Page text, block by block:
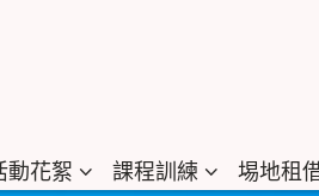
動花絮 課程訓練 埸地租